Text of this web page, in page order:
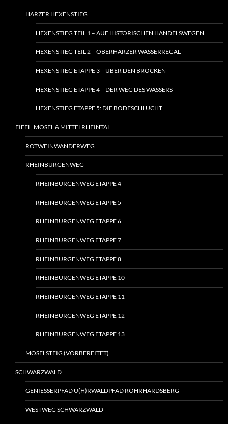
HARZER HEXENSTIEG
HEXENSTIEG TEIL 1 – AUF HISTORISCHEN HANDELSWEGEN
HEXENSTIEG TEIL 2 – OBERHARZER WASSERREGAL
HEXENSTIEG ETAPPE 3 – ÜBER DEN BROCKEN
HEXENSTIEG ETAPPE 4 – DER WEG DES WASSERS
HEXENSTIEG ETAPPE 5: DIE BODESCHLUCHT
EIFEL, MOSEL & MITTELRHEINTAL
ROTWEINWANDERWEG
RHEINBURGENWEG
RHEINBURGENWEG ETAPPE 4
RHEINBURGENWEG ETAPPE 5
RHEINBURGENWEG ETAPPE 6
RHEINBURGENWEG ETAPPE 7
RHEINBURGENWEG ETAPPE 8
RHEINBURGENWEG ETAPPE 10
RHEINBURGENWEG ETAPPE 11
RHEINBURGENWEG ETAPPE 12
RHEINBURGENWEG ETAPPE 13
MOSELSTEIG (VORBEREITET)
SCHWARZWALD
GENIESSERPFAD U(H)RWALDPFAD ROHRHARDSBERG
WESTWEG SCHWARZWALD